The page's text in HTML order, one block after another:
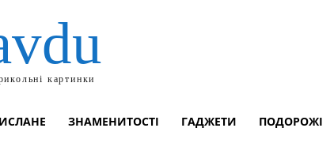
картинки
ЗНАМЕНИТОСТІ ГАДЖЕТИ ПОДОРОЖІ